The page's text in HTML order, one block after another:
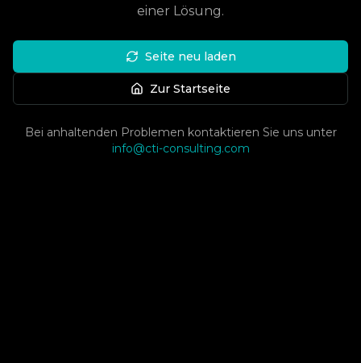
einer Lösung.
Seite neu laden
Zur Startseite
Bei anhaltenden Problemen kontaktieren Sie uns unter
info@cti-consulting.com